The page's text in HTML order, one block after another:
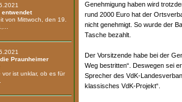
entwendet
von Mittwoch, den 19.
Praunheimer
vor ist unklar, ob es für
Genehmigung haben wird
rund 2000 Euro hat der
nicht genehmigt. So wurde der
Tasche bezahlt.
Der Vorsitzende habe bei der
Weg bestritten“. Deswegen sei
Sprecher des VdK-
klassisches VdK-Projekt“.